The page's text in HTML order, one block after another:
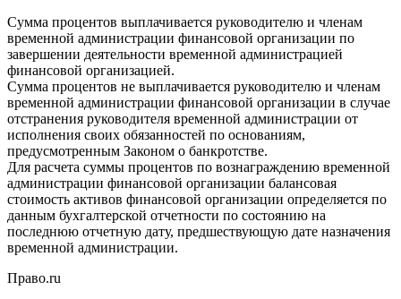
Сумма процентов выплачивается руководителю и членам
временной администрации финансовой организации по
завершении деятельности временной администрацией
финансовой организацией.
Сумма процентов не выплачивается руководителю и членам
временной администрации финансовой организации в случае
отстранения руководителя временной администрации от
исполнения своих обязанностей по основаниям,
предусмотренным Законом о банкротстве.
Для расчета суммы процентов по вознаграждению временной
администрации финансовой организации балансовая
стоимость активов финансовой организации определяется по
данным бухгалтерской отчетности по состоянию на
последнюю отчетную дату, предшествующую дате назначения
временной администрации.
Право.ru